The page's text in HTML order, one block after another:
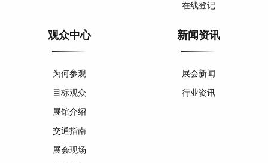
在线登记
观众中心
为何参观
目标观众
展馆介绍
交通指南
展会现场
新闻资讯
展会新闻
行业资讯